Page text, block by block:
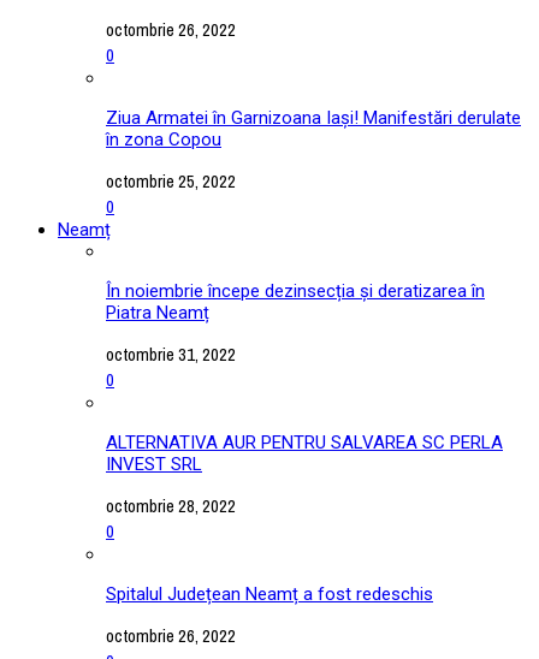
octombrie 26, 2022
0
Ziua Armatei în Garnizoana Iași! Manifestări derulate
în zona Copou
octombrie 25, 2022
0
Neamț
În noiembrie începe dezinsecția și deratizarea în
Piatra Neamț
octombrie 31, 2022
0
ALTERNATIVA AUR PENTRU SALVAREA SC PERLA
INVEST SRL
octombrie 28, 2022
0
Spitalul Județean Neamț a fost redeschis
octombrie 26, 2022